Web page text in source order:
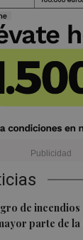
de incendios
parte de la